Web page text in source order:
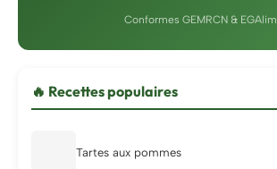
Conformes GEMRCN & EGAlim
🔥 Recettes populaires
Tartes aux pommes